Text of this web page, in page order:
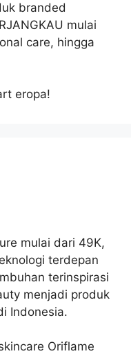
branded
mulai
care, hingga
eropa!
mulai dari 49K,
terdepan
terinspirasi
menjadi produk
Indonesia.
Oriflame